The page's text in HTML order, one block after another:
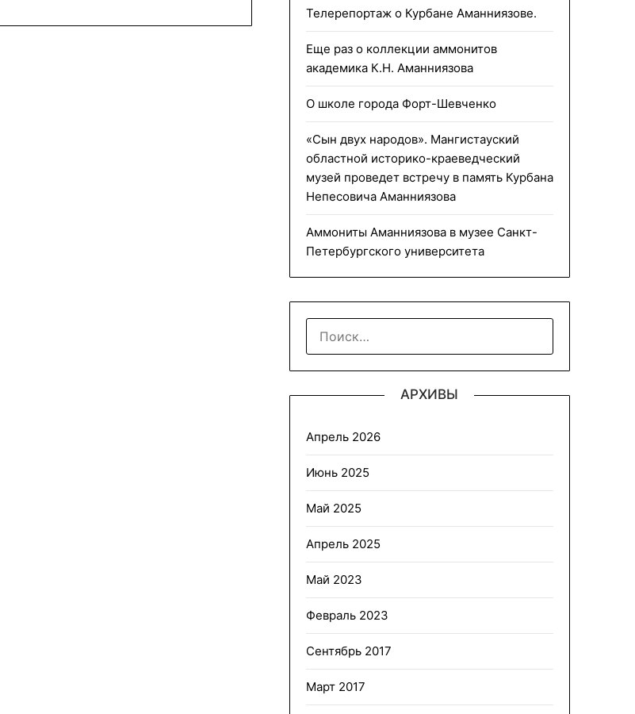
Телерепортаж о Курбане Аманниязове.
Еще раз о коллекции аммонитов
академика К.Н. Аманниязова
О школе города Форт-Шевченко
«Сын двух народов». Мангистауский
областной историко-краеведческий
музей проведет встречу в память Курбана
Непесовича Аманниязова
Аммониты Аманниязова в музее Санкт-
Петербургского университета
АРХИВЫ
Апрель 2026
Июнь 2025
Май 2025
Апрель 2025
Май 2023
Февраль 2023
Сентябрь 2017
Март 2017